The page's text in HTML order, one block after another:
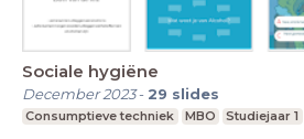
Sociale hygiëne
December 2023- 29 slides
Consumptieve techniek MBO Studiejaar 1